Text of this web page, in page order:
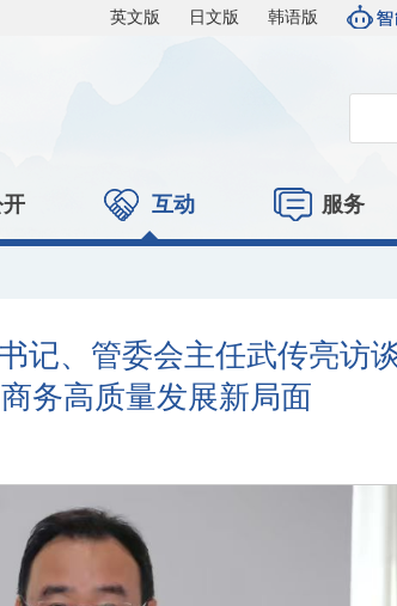
英文版 日文版 韩语版
互动 服务
记、管委会主任武传亮访
务高质量发展新局面